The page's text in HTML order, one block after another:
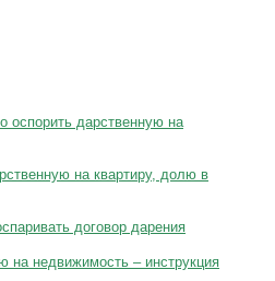
оспорить дарственную на
на квартиру, долю в
договор дарения
на недвижимость – инструкция